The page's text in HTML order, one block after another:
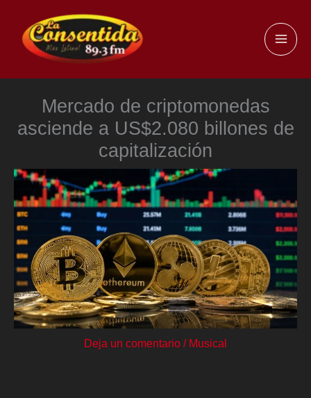
contenido
Mercado de criptomonedas
asciende a US$2.080 billones de
capitalización
Deja un comentario / Musical